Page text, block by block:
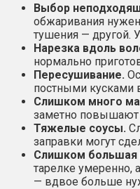
Выбор
обжаривания
тушения — другой.
Нарезка вдоль
нормально
Пересушивание.
постными кусками
Слишком много
заметно повышают
Тяжелые соусы.
заправки могут
Слишком большая
тарелке умеренно,
— вдвое больше